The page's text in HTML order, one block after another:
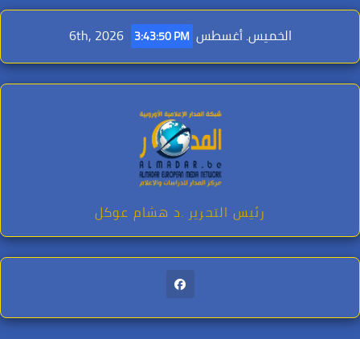
Skip
content
الخميس. أغسطس 6th, 2026 3:43:51 PM
رئيس التحرير .د هشام عوكل